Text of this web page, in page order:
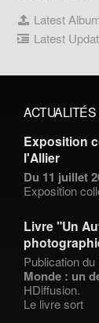
Latest
Latest
ACTUALITÉS
Exposition
l'Allier
Du 11 juillet
Exposition
Livre "Un
Publication du
Monde : un
HDiffusion.
Le livre sort